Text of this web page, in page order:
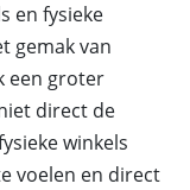
en fysieke
gemak van
een groter
direct de
winkels
voelen en direct